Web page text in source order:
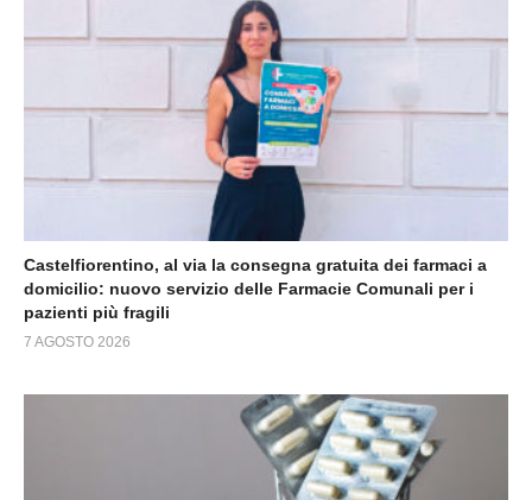
Castelfiorentino, al via la consegna gratuita dei farmaci a
domicilio: nuovo servizio delle Farmacie Comunali per i
pazienti più fragili
7 AGOSTO 2026